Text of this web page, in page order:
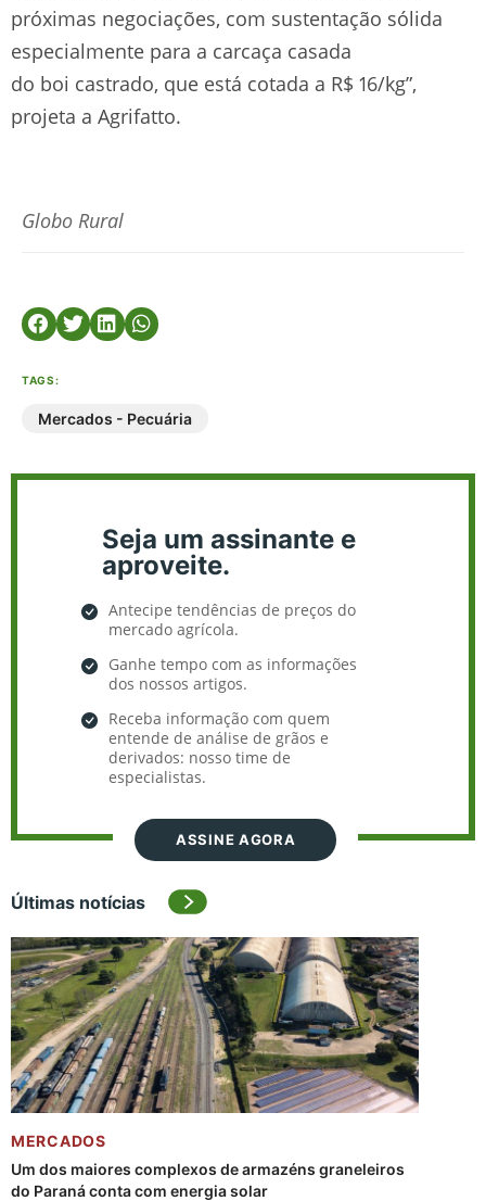
próximas negociações, com sustentação sólida
especialmente para a carcaça casada
do boi castrado, que está cotada a R$ 16/kg”,
projeta a Agrifatto.
Globo Rural
TAGS:
Mercados - Pecuária
Seja um assinante e
aproveite.
Antecipe tendências de preços do
mercado agrícola.
Ganhe tempo com as informações
dos nossos artigos.
Receba informação com quem
entende de análise de grãos e
derivados: nosso time de
especialistas.
ASSINE AGORA
Últimas notícias
MERCADOS
Um dos maiores complexos de armazéns graneleiros
do Paraná conta com energia solar